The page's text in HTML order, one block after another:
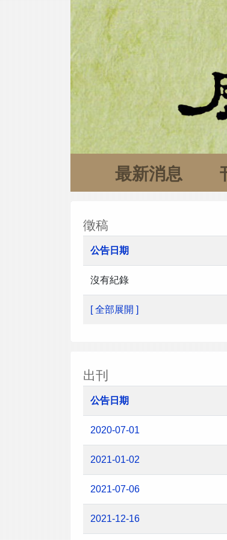
最新消息
徵稿
公告日期
沒有紀錄
[ 全部展開 ]
出刊
公告日期
2020-07-01
2021-01-02
2021-07-06
2021-12-16